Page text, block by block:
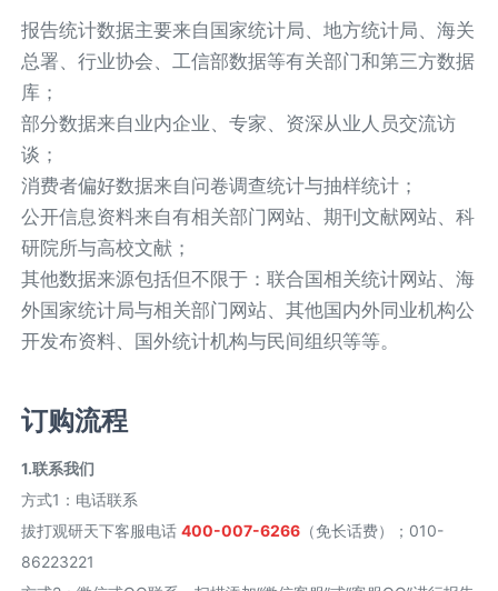
报告统计数据主要来自国家统计局、地方统计局、海关
总署、行业协会、工信部数据等有关部门和第三方数据
库；
部分数据来自业内企业、专家、资深从业人员交流访
谈；
消费者偏好数据来自问卷调查统计与抽样统计；
公开信息资料来自有相关部门网站、期刊文献网站、科
研院所与高校文献；
其他数据来源包括但不限于：联合国相关统计网站、海
外国家统计局与相关部门网站、其他国内外同业机构公
开发布资料、国外统计机构与民间组织等等。
订购流程
1.联系我们
方式1 ： 电话联系
拔打观研天下客服电话400-007-6266 （免长话费）；010-
86223221